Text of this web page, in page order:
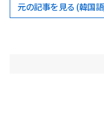
元の記事を見る (韓国